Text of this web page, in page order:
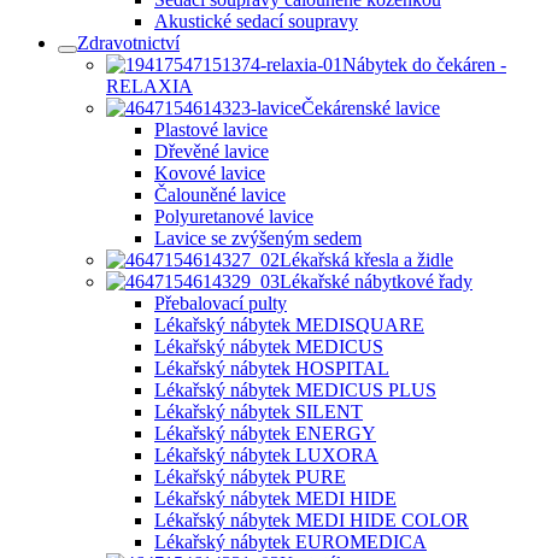
Akustické sedací soupravy
Zdravotnictví
Nábytek do čekáren -
RELAXIA
Čekárenské lavice
Plastové lavice
Dřevěné lavice
Kovové lavice
Čalouněné lavice
Polyuretanové lavice
Lavice se zvýšeným sedem
Lékařská křesla a židle
Lékařské nábytkové řady
Přebalovací pulty
Lékařský nábytek MEDISQUARE
Lékařský nábytek MEDICUS
Lékařský nábytek HOSPITAL
Lékařský nábytek MEDICUS PLUS
Lékařský nábytek SILENT
Lékařský nábytek ENERGY
Lékařský nábytek LUXORA
Lékařský nábytek PURE
Lékařský nábytek MEDI HIDE
Lékařský nábytek MEDI HIDE COLOR
Lékařský nábytek EUROMEDICA